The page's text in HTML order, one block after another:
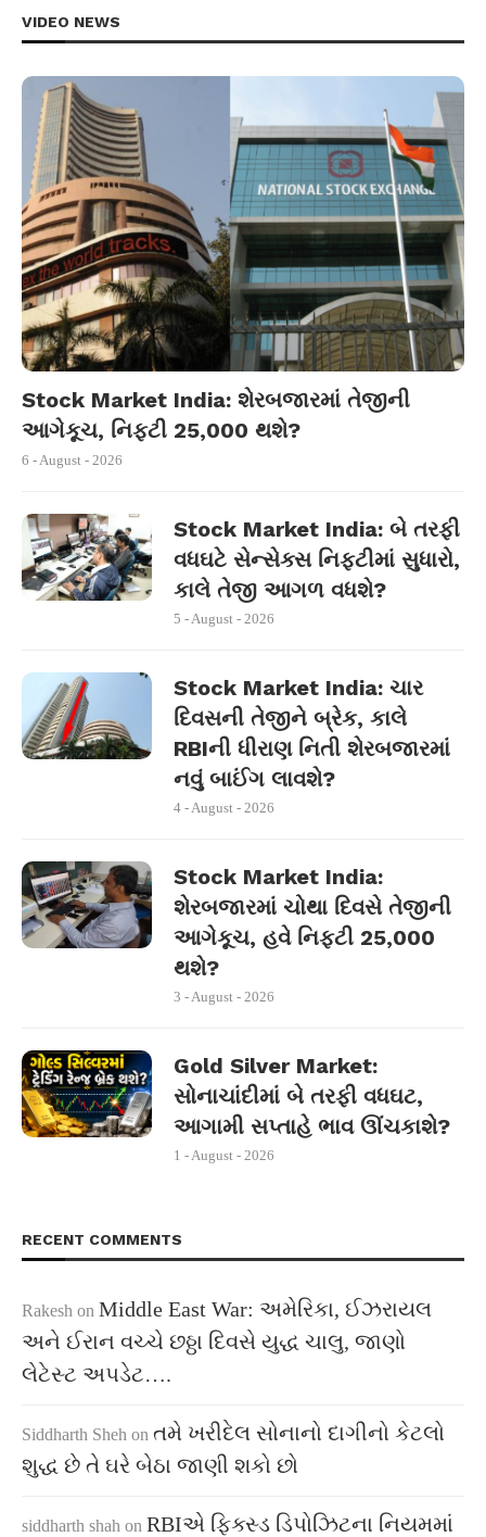
VIDEO NEWS
Stock Market India: શેરબજારમાં તેજીની
આગેકૂચ, નિફ્ટી 25,000 થશે?
6 - August - 2026
Stock Market India: બે તરફી
વધઘટે સેન્સેક્સ નિફ્ટીમાં સુધારો,
કાલે તેજી આગળ વધશે?
5 - August - 2026
Stock Market India: ચાર
દિવસની તેજીને બ્રેક, કાલે
RBIની ધીરાણ નિતી શેરબજારમાં
નવું બાઈંગ લાવશે?
4 - August - 2026
Stock Market India:
શેરબજારમાં ચોથા દિવસે તેજીની
આગેકૂચ, હવે નિફ્ટી 25,000
થશે?
3 - August - 2026
Gold Silver Market:
સોનાચાંદીમાં બે તરફી વધઘટ,
આગામી સપ્તાહે ભાવ ઊંચકાશે?
1 - August - 2026
RECENT COMMENTS
Rakesh on Middle East War: અમેરિકા, ઈઝરાયલ
અને ઈરાન વચ્ચે છઠ્ઠા દિવસે યુદ્ધ ચાલુ, જાણો
લેટેસ્ટ અપડેટ….
Siddharth Sheh on તમે ખરીદેલ સોનાનો દાગીનો કેટલો
શુદ્ધ છે તે ઘરે બેઠા જાણી શકો છો
siddharth shah on RBIએ ફિક્સ્ડ ડિપોઝિટના નિયમમાં